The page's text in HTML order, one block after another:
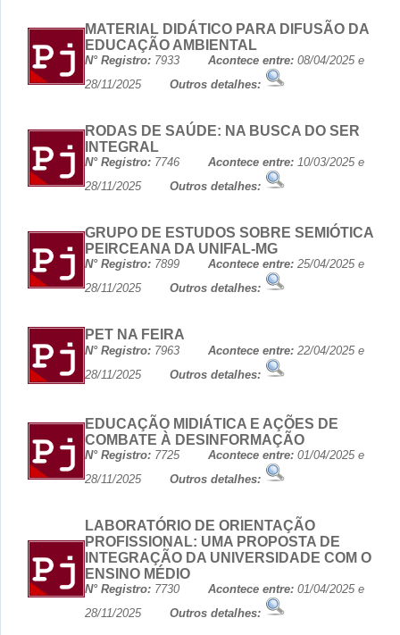
MATERIAL DIDÁTICO PARA DIFUSÃO DA
EDUCAÇÃO AMBIENTAL
N° Registro: 7933 Acontece entre: 08/04/2025 e
28/11/2025 Outros detalhes:
RODAS DE SAÚDE: NA BUSCA DO SER
INTEGRAL
N° Registro: 7746 Acontece entre: 10/03/2025 e
28/11/2025 Outros detalhes:
GRUPO DE ESTUDOS SOBRE SEMIÓTICA
PEIRCEANA DA UNIFAL-MG
N° Registro: 7899 Acontece entre: 25/04/2025 e
28/11/2025 Outros detalhes:
PET NA FEIRA
N° Registro: 7963 Acontece entre: 22/04/2025 e
28/11/2025 Outros detalhes:
EDUCAÇÃO MIDIÁTICA E AÇÕES DE
COMBATE À DESINFORMAÇÃO
N° Registro: 7725 Acontece entre: 01/04/2025 e
28/11/2025 Outros detalhes:
LABORATÓRIO DE ORIENTAÇÃO
PROFISSIONAL: UMA PROPOSTA DE
INTEGRAÇÃO DA UNIVERSIDADE COM O
ENSINO MÉDIO
N° Registro: 7730 Acontece entre: 01/04/2025 e
28/11/2025 Outros detalhes: